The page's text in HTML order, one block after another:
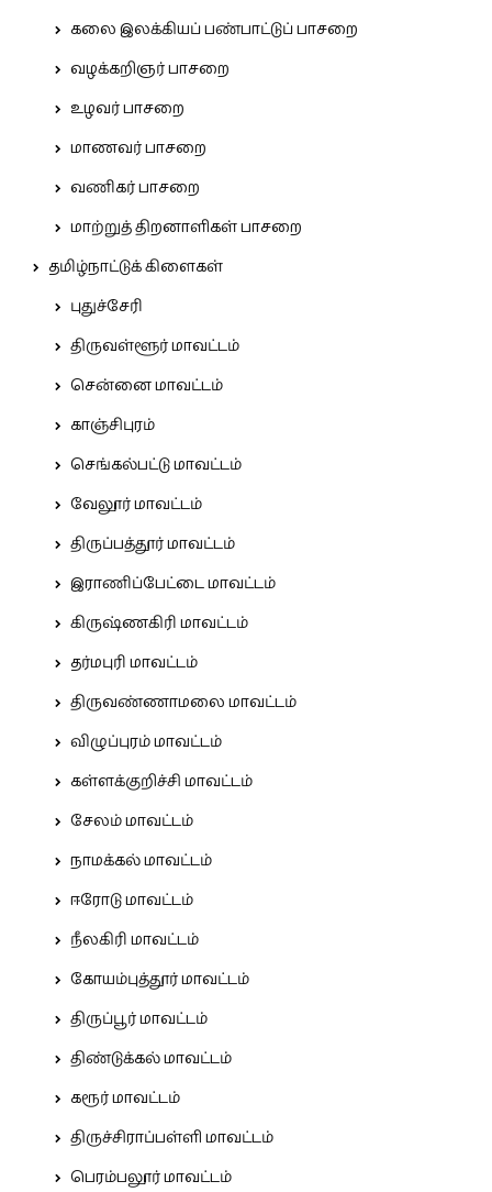
கலை இலக்கியப் பண்பாட்டுப் பாசறை
வழக்கறிஞர் பாசறை
உழவர் பாசறை
மாணவர் பாசறை
வணிகர் பாசறை
மாற்றுத் திறனாளிகள் பாசறை
தமிழ்நாட்டுக் கிளைகள்
புதுச்சேரி
திருவள்ளூர் மாவட்டம்
சென்னை மாவட்டம்
காஞ்சிபுரம்
செங்கல்பட்டு மாவட்டம்
வேலூர் மாவட்டம்
திருப்பத்தூர் மாவட்டம்
இராணிப்பேட்டை மாவட்டம்
கிருஷ்ணகிரி மாவட்டம்
தர்மபுரி மாவட்டம்
திருவண்ணாமலை மாவட்டம்
விழுப்புரம் மாவட்டம்
கள்ளக்குறிச்சி மாவட்டம்
சேலம் மாவட்டம்
நாமக்கல் மாவட்டம்
ஈரோடு மாவட்டம்
நீலகிரி மாவட்டம்
கோயம்புத்தூர் மாவட்டம்
திருப்பூர் மாவட்டம்
திண்டுக்கல் மாவட்டம்
கரூர் மாவட்டம்
திருச்சிராப்பள்ளி மாவட்டம்
பெரம்பலூர் மாவட்டம்